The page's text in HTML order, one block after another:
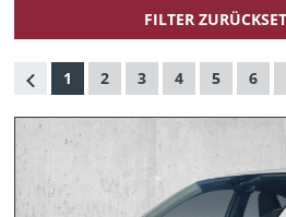
FILTER
1 2 3 4 5 6